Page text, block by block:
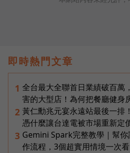
即時熱門文章
1 全台最大全聯首日業績破百萬
害的大型店！為何把餐廳健身
2 黃仁勳兆元宴永遠站最後一排
憑什麼讓台達電被市場重新定
3 Gemini Spark完整教學｜幫
作流程，3個超實用情境一次看